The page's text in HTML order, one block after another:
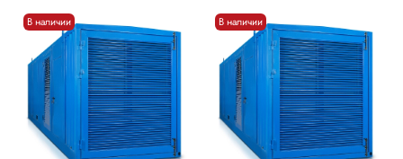
В наличии В наличии